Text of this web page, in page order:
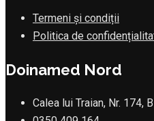
Termeni și condiții
Politica de
Doinamed Nord
Calea lui Traian, Nr. 174,